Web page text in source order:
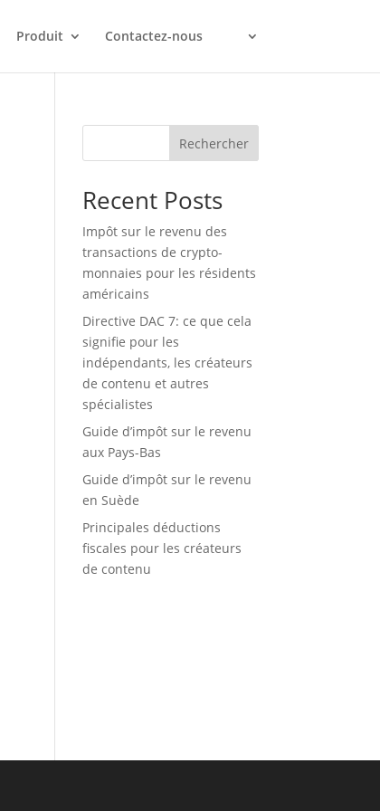
Produit Contactez-nous
Rechercher
Recent Posts
Impôt sur le revenu des
transactions de crypto-
monnaies pour les résidents
américains
Directive DAC 7: ce que cela
signifie pour les
indépendants, les créateurs
de contenu et autres
spécialistes
Guide d’impôt sur le revenu
aux Pays-Bas
Guide d’impôt sur le revenu
en Suède
Principales déductions
fiscales pour les créateurs
de contenu